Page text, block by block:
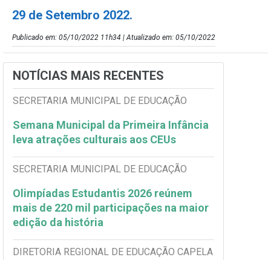
29 de Setembro 2022.
Publicado em: 05/10/2022 11h34 | Atualizado em: 05/10/2022
NOTÍCIAS MAIS RECENTES
SECRETARIA MUNICIPAL DE EDUCAÇÃO
Semana Municipal da Primeira Infância
leva atrações culturais aos CEUs
SECRETARIA MUNICIPAL DE EDUCAÇÃO
Olimpíadas Estudantis 2026 reúnem
mais de 220 mil participações na maior
edição da história
DIRETORIA REGIONAL DE EDUCAÇÃO CAPELA